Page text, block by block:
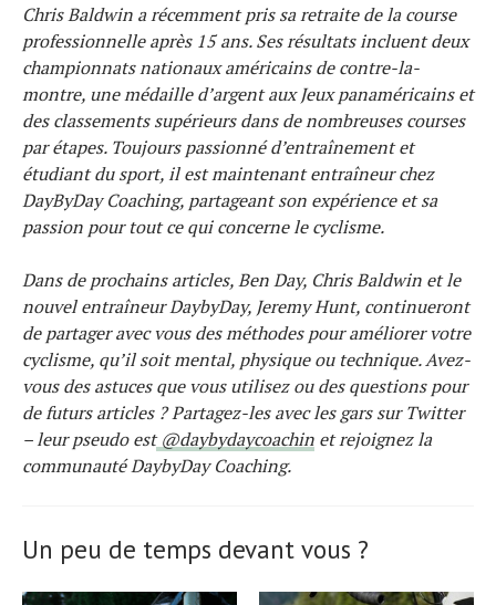
Chris Baldwin a récemment pris sa retraite de la course
professionnelle après 15 ans. Ses résultats incluent deux
championnats nationaux américains de contre-la-
montre, une médaille d’argent aux Jeux panaméricains et
des classements supérieurs dans de nombreuses courses
par étapes. Toujours passionné d’entraînement et
étudiant du sport, il est maintenant entraîneur chez
DayByDay Coaching, partageant son expérience et sa
passion pour tout ce qui concerne le cyclisme.
Dans de prochains articles, Ben Day, Chris Baldwin et le
nouvel entraîneur DaybyDay, Jeremy Hunt, continueront
de partager avec vous des méthodes pour améliorer votre
cyclisme, qu’il soit mental, physique ou technique. Avez-
vous des astuces que vous utilisez ou des questions pour
de futurs articles ? Partagez-les avec les gars sur Twitter
– leur pseudo est@daybydaycoachin et rejoignez la
communauté DaybyDay Coaching.
Un peu de temps devant vous ?